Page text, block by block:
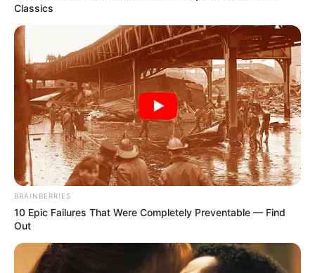
Classics
BRAINBERRIES
10 Epic Failures That Were Completely Preventable — Find
Out